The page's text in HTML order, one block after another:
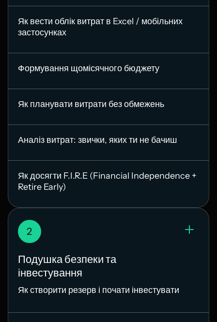
Як вести облік витрат в Excel / мобільних
застосунках
Формування щомісячного бюджету
Як планувати витрати без обмежень
Аналіз витрат: звички, яких ти не бачиш
Як досягти F.I.R.E (Financial Independence +
Retire Early)
2
Подушка безпеки та
інвестування
Як створити резерв і почати інвестувати